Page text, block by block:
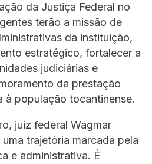
da Justiça Federal no
terão a missão de
da instituição,
estratégico, fortalecer a
judiciárias e
da prestação
à população tocantinense.
juiz federal Wagmar
trajetória marcada pela
e administrativa. É